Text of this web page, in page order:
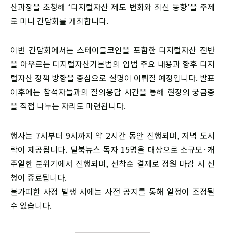
산과장을 초청해 ‘디지털자산 제도 변화와 최신 동향’을 주제
로 미니 간담회를 개최합니다.
이번 간담회에서는 스테이블코인을 포함한 디지털자산 전반
을 아우르는 디지털자산기본법의 입법 주요 내용과 향후 디지
털자산 정책 방향을 중심으로 설명이 이뤄질 예정입니다. 발표
이후에는 참석자들과의 질의응답 시간을 통해 현장의 궁금증
을 직접 나누는 자리도 마련됩니다.
행사는 7시부터 9시까지 약 2시간 동안 진행되며, 저녁 도시
락이 제공됩니다. 딜북뉴스 독자 15명을 대상으로 소규모·캐
주얼한 분위기에서 진행되며, 선착순 결제로 정원 마감 시 신
청이 종료됩니다.
불가피한 사정 발생 시에는 사전 공지를 통해 일정이 조정될
수 있습니다.